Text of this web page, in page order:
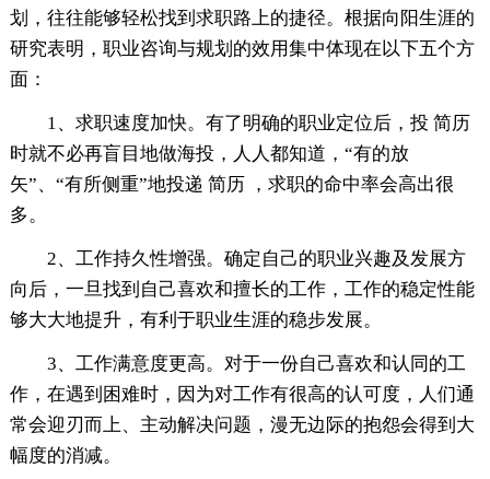
划，往往能够轻松找到求职路上的捷径。根据向阳生涯的
研究表明，职业咨询与规划的效用集中体现在以下五个方
面：
1、求职速度加快。有了明确的职业定位后，投 简历
时就不必再盲目地做海投，人人都知道，“有的放
矢”、“有所侧重”地投递 简历 ，求职的命中率会高出很
多。
2、工作持久性增强。确定自己的职业兴趣及发展方
向后，一旦找到自己喜欢和擅长的工作，工作的稳定性能
够大大地提升，有利于职业生涯的稳步发展。
3、工作满意度更高。对于一份自己喜欢和认同的工
作，在遇到困难时，因为对工作有很高的认可度，人们通
常会迎刃而上、主动解决问题，漫无边际的抱怨会得到大
幅度的消减。